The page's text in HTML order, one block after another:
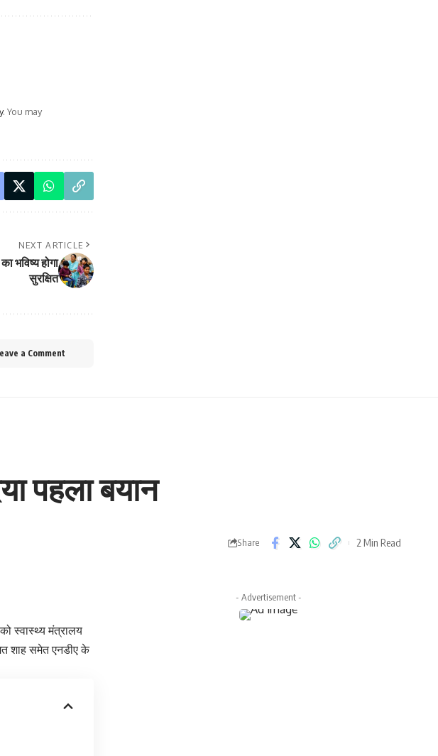
. You may
NEXT ARTICLE
भविष्य होगा
सुरक्षित
a Comment
पहला बयान
Share 2 Min Read
- Advertisement -